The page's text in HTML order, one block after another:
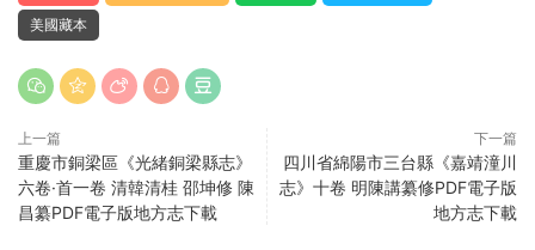
美國藏本
上一篇
重慶市銅梁區《光緒銅梁縣志》
六卷·首一卷 清韓清桂 邵坤修 陳
昌纂PDF電子版地方志下載
下一篇
四川省綿陽市三台縣《嘉靖潼川
志》十卷 明陳講纂修PDF電子版
地方志下載